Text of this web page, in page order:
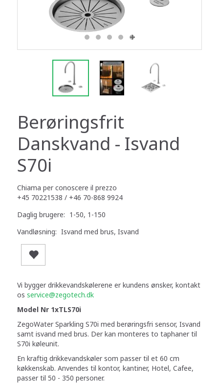
Berøringsfrit
Danskvand - Isvand
S70i
Chiama per conoscere il prezzo
+45 70221538 / +46 70-868 9924
Daglig brugere: 1-50, 1-150
Vandløsning: Isvand med brus, Isvand
Vi bygger drikkevandskølerene er kundens ønsker, kontakt
os service@zegotech.dk
Model Nr 1xTLS70i
ZegoWater Sparkling S70i med berøringsfri sensor, Isvand
samt isvand med brus. Der kan monteres to taphaner til
S70i køleunit.
En kraftig drikkevandskøler som passer til et 60 cm
køkkenskab. Anvendes til kontor, kantiner, Hotel, Cafee,
passer til 50 - 350 personer.